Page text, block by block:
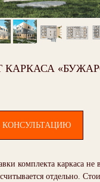
КОНСУЛЬТАЦИЮ
комплекта каркаса не
отдельно.